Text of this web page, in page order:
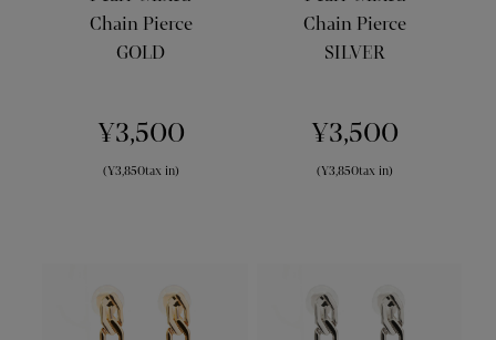
Chain Pierce
GOLD
¥3,500
(¥3,850tax in)
Chain Pierce
SILVER
¥3,500
(¥3,850tax in)